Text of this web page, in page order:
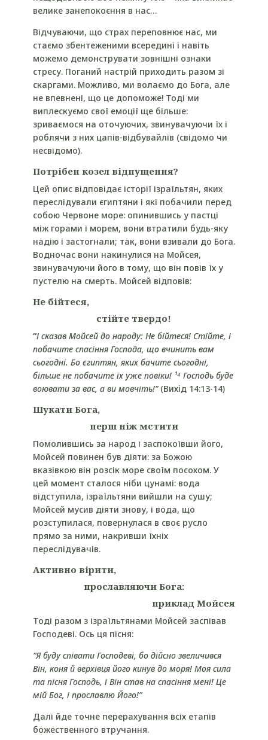
велике занепокоєння в нас…
Відчуваючи, що страх переповнює нас, ми
стаємо збентеженими всередині і навіть
можемо демонструвати зовнішні ознаки
стресу. Поганий настрій приходить разом зі
скаргами. Можливо, ми волаємо до Бога, але
не впевнені, що це допоможе! Тоді ми
виплескуємо свої емоції ще більше:
зриваємося на оточуючих, звинувачуючи їх і
роблячи з них цапів-відбувайлів (свідомо чи
несвідомо).
Потрібен козел відпущення?
Цей опис відповідає історії ізраїльтян, яких
переслідували єгиптяни і які побачили перед
собою Червоне море: опинившись у пастці
між горами і морем, вони втратили будь-яку
надію і застогнали; так, вони взивали до Бога.
Водночас вони накинулися на Мойсея,
звинувачуючи його в тому, що він повів їх у
пустелю на смерть. Мойсей відповів:
Не бійтеся,
стійте твердо!
“І сказав Мойсей до народу: Не бійтеся! Стійте, і
побачите спасіння Господа, що вчинить вам
сьогодні. Бо єгиптян, яких бачите сьогодні,
більше не побачите їх уже повіки! ¹⁴ Господь буде
воювати за вас, а ви мовчіть!”(Вихiд 14:13-14)
Шукати Бога,
перш ніж мстити
Помолившись за народ і заспокоївши його,
Мойсей повинен був діяти: за Божою
вказівкою він розсік море своїм посохом. У
цей момент сталося ніби цунамі: вода
відступила, ізраїльтяни вийшли на сушу;
Мойсей мусив діяти знову, і вода, що
розступилася, повернулася в своє русло
прямо за ними, накривши їхніх
переслідувачів.
Активно вірити,
прославляючи Бога:
приклад Мойсея
Тоді разом з ізраїльтянами Мойсей заспівав
Господеві. Ось ця пісня:
“Я буду співати Господеві, бо дійсно звеличився
Він, коня й верхівця його кинув до моря! Моя сила
та пісня Господь, і Він став на спасіння мені! Це
мій Бог, і прославлю Його!”
Далі йде точне перерахування всіх етапів
божественного втручання.